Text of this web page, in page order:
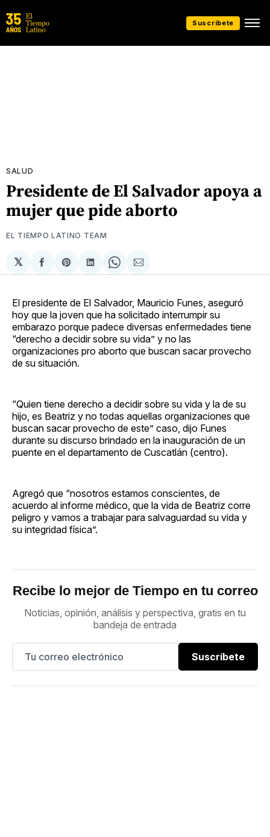
Suscríbete
SALUD
Presidente de El Salvador apoya a
mujer que pide aborto
EL TIEMPO LATINO TEAM
𝕏
Compartir
en
Share
on
Compartir
en
Share
on
Compartir
via
El presidente de El Salvador, Mauricio Funes, aseguró
hoy que la joven que ha solicitado interrumpir su
embarazo porque padece diversas enfermedades tiene
“derecho a decidir sobre su vida” y no las
organizaciones pro aborto que buscan sacar provecho
de su situación.
“Quien tiene derecho a decidir sobre su vida y la de su
hijo, es Beatriz y no todas aquellas organizaciones que
buscan sacar provecho de este” caso, dijo Funes
durante su discurso brindado en la inauguración de un
puente en el departamento de Cuscatlán (centro).
Agregó que “nosotros estamos conscientes, de
acuerdo al informe médico, que la vida de Beatriz corre
peligro y vamos a trabajar para salvaguardad su vida y
su integridad física”.
Recibe lo mejor de Tiempo en tu correo
Noticias, opinión, análisis y perspectiva, gratis en tu
bandeja de entrada
Suscríbete